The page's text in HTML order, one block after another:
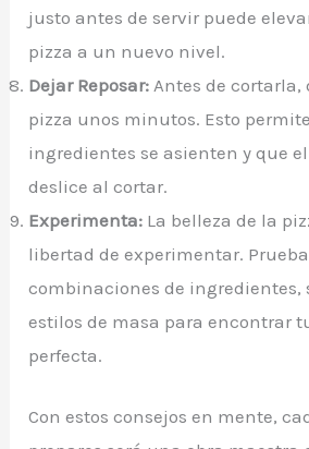
justo antes de servir puede
pizza a un nuevo nivel.
Dejar Reposar: Antes de cortarla,
pizza unos minutos. Esto
ingredientes se asienten y que
deslice al cortar.
Experimenta: La belleza de la
libertad de experimentar.
combinaciones de ingredientes,
estilos de masa para encontrar
perfecta.
Con estos consejos en mente,